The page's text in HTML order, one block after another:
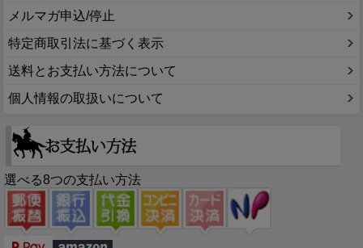
メルマガ申込/停止
特定商取引法に基づく表示
送料とお支払い方法について
個人情報の取扱いについて
選べる8つの支払い方法